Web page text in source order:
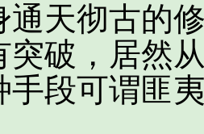
彻古的修
突破，居然
手段可谓匪